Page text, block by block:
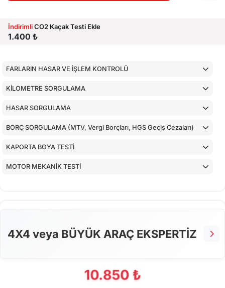
İndirimliCO2 Kaçak Testi Ekle
1.400 ₺
FARLARIN HASAR VE İŞLEM KONTROLÜ
KİLOMETRE SORGULAMA
HASAR SORGULAMA
BORÇ SORGULAMA (MTV, Vergi Borçları, HGS Geçiş Cezaları)
KAPORTA BOYA TESTİ
MOTOR MEKANİK TESTİ
4X4 veya BÜYÜK ARAÇ EKSPERTİZ
10.850 ₺